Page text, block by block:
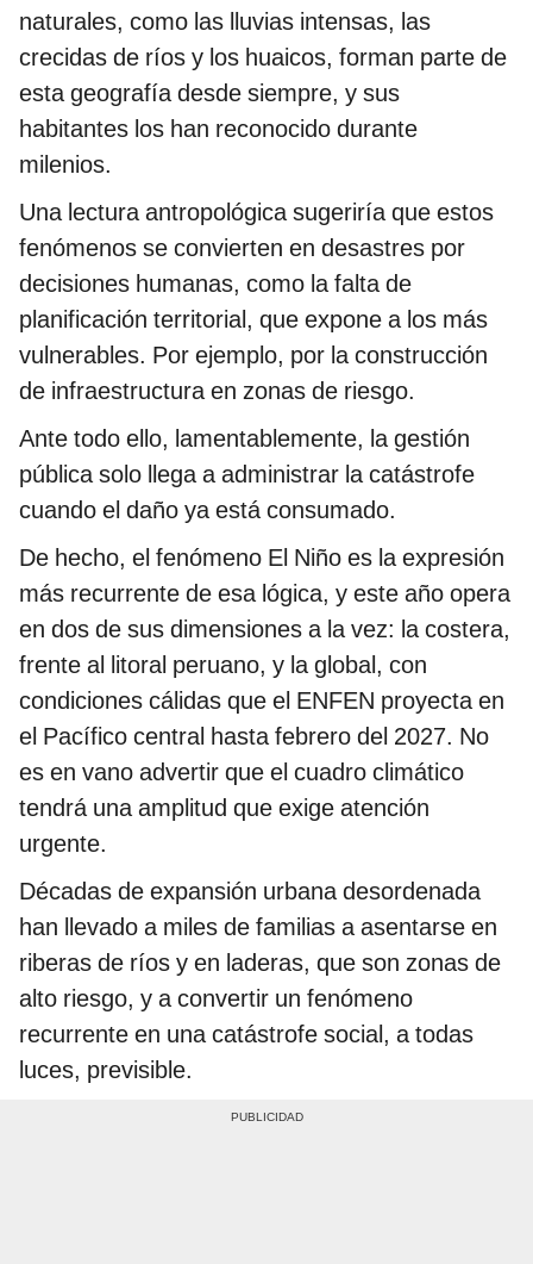
naturales, como las lluvias intensas, las
crecidas de ríos y los huaicos, forman parte de
esta geografía desde siempre, y sus
habitantes los han reconocido durante
milenios.
Una lectura antropológica sugeriría que estos
fenómenos se convierten en desastres por
decisiones humanas, como la falta de
planificación territorial, que expone a los más
vulnerables. Por ejemplo, por la construcción
de infraestructura en zonas de riesgo.
Ante todo ello, lamentablemente, la gestión
pública solo llega a administrar la catástrofe
cuando el daño ya está consumado.
De hecho, el fenómeno El Niño es la expresión
más recurrente de esa lógica, y este año opera
en dos de sus dimensiones a la vez: la costera,
frente al litoral peruano, y la global, con
condiciones cálidas que el ENFEN proyecta en
el Pacífico central hasta febrero del 2027. No
es en vano advertir que el cuadro climático
tendrá una amplitud que exige atención
urgente.
Décadas de expansión urbana desordenada
han llevado a miles de familias a asentarse en
riberas de ríos y en laderas, que son zonas de
alto riesgo, y a convertir un fenómeno
recurrente en una catástrofe social, a todas
luces, previsible.